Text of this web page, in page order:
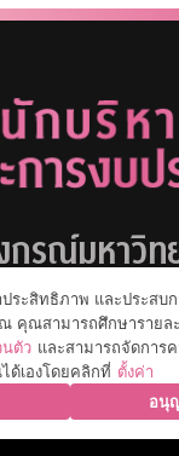
กรณ์มหาวิท
มหาวิทยาลัย. All
ระสิทธิภาพ และประสบ
คุณสามารถศึกษารายล
นตัว และสามารถจัดการ
ด้เองโดยคลิกที่ ตั้งค่า
อนุ